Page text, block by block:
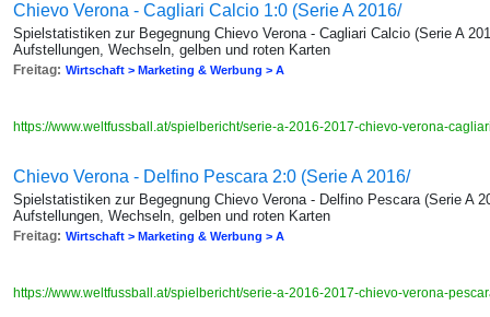
Chievo Verona - Cagliari Calcio 1:0 (Serie A 2016/
Spielstatistiken zur Begegnung Chievo Verona - Cagliari Calcio (Serie A
Aufstellungen, Wechseln, gelben und roten Karten
Freitag: Wirtschaft > Marketing & Werbung > A
https://www.weltfussball.at/spielbericht/serie-a-2016-2017-chievo-verona-
Chievo Verona - Delfino Pescara 2:0 (Serie A 2016/
Spielstatistiken zur Begegnung Chievo Verona - Delfino Pescara (Serie A
Aufstellungen, Wechseln, gelben und roten Karten
Freitag: Wirtschaft > Marketing & Werbung > A
https://www.weltfussball.at/spielbericht/serie-a-2016-2017-chievo-verona-